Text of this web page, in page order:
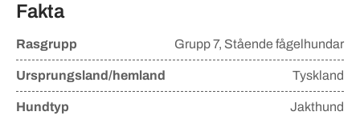
Fakta
Rasgrupp Grupp7, Stående fågelhundar
Ursprungsland/hemland Tyskland
Hundtyp Jakthund